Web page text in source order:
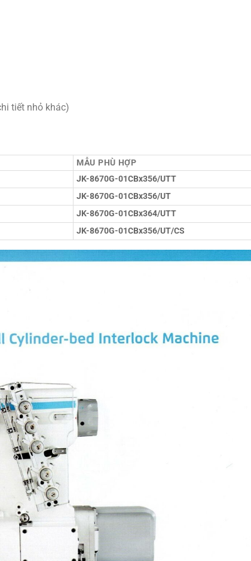
tiết nhỏ khác)
MẪU PHÙ HỢP
JK-8670G-01CBx356/UTT
JK-8670G-01CBx356/UT
JK-8670G-01CBx364/UTT
JK-8670G-01CBx356/UT/CS